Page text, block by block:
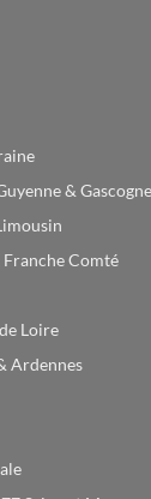
&
Comté
Loire
Ardennes